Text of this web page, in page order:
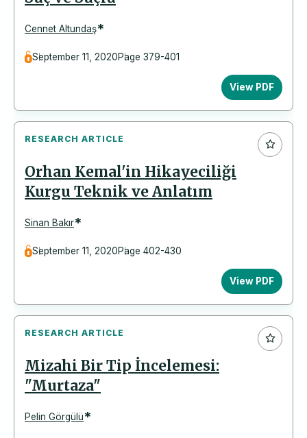
Cennet Altundaş*
September 11, 2020Page 379-401
View PDF
RESEARCH ARTICLE
Orhan Kemal'in Hikayeciliği
Kurgu Teknik ve Anlatım
Sinan Bakır*
September 11, 2020Page 402-430
View PDF
RESEARCH ARTICLE
Mizahi Bir Tip İncelemesi:
"Murtaza"
Pelin Görgülü*